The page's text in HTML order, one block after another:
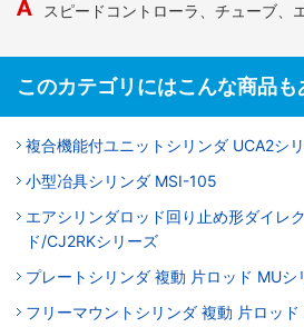
スピードコントローラ、チューブ、
このカテゴリにはこんな商品も
複合機能付ユニットシリンダ UCA2シ
小型冶具シリンダ MSI-105
エアシリンダロッド回り止め形ダイレ
ド/CJ2RKシリーズ
プレートシリンダ 複動 片ロッド MUシ
フリーマウントシリンダ 複動 片ロッ